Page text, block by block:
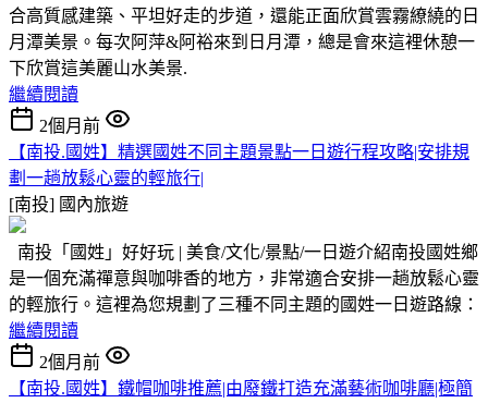
合高質感建築、平坦好走的步道，還能正面欣賞雲霧繚繞的日
月潭美景。每次阿萍&阿裕來到日月潭，總是會來這裡休憩一
下欣賞這美麗山水美景.
繼續閱讀
2個月前
【南投.國姓】精選國姓不同主題景點一日遊行程攻略|安排規
劃一趟放鬆心靈的輕旅行|
[南投] 國內旅遊
南投「國姓」好好玩 | 美食/文化/景點/一日遊介紹南投國姓鄉
是一個充滿禪意與咖啡香的地方，非常適合安排一趟放鬆心靈
的輕旅行。這裡為您規劃了三種不同主題的國姓一日遊路線：
繼續閱讀
2個月前
【南投.國姓】鐵帽咖啡推薦|由廢鐵打造充滿藝術咖啡廳|極簡